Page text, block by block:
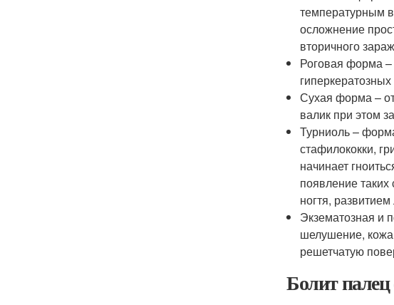
температурным
осложнение
вторичного
Роговая форма –
Сухая форма –
валик при этом
Турниоль –
стафилококки,
начинает
появление
ногтя,
Экзематозная и
шелушение, кожа
решетчатую
Болит палец